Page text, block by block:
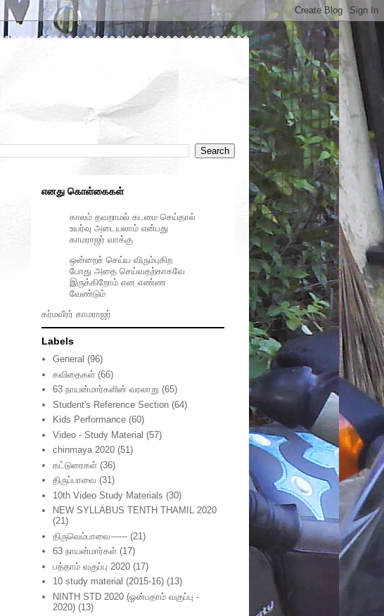
எனது கொள்கைகள்
காலம் தவறாமல் கடமை செய்தால்
உயர்வு அடையலாம் என்பது
காமராஜர் வாக்கு
ஒன்றைச் செய்ய விரும்புகிற
போது அதை செய்வதற்காகவே
இருக்கிறோம் என எண்ண
வேண்டும்
கர்மவீரர் காமராஜர்
Labels
General (96)
கவிதைகள் (66)
63 நாயன்மார்களின் வரலாறு (65)
Student's Reference Section (64)
Kids Performance (60)
Video - Study Material (57)
chinmaya 2020 (51)
கட்டுரைகள் (36)
திருப்பாவை (31)
10th Video Study Materials (30)
NEW SYLLABUS TENTH THAMIL 2020
(21)
திருவெம்பாவை------ (21)
63 நாயன்மார்கள் (17)
பத்தாம் வகுப்பு 2020 (17)
10 study material (2015-16) (13)
NINTH STD 2020 (ஓன்பதாம் வகுப்பு -
2020) (13)